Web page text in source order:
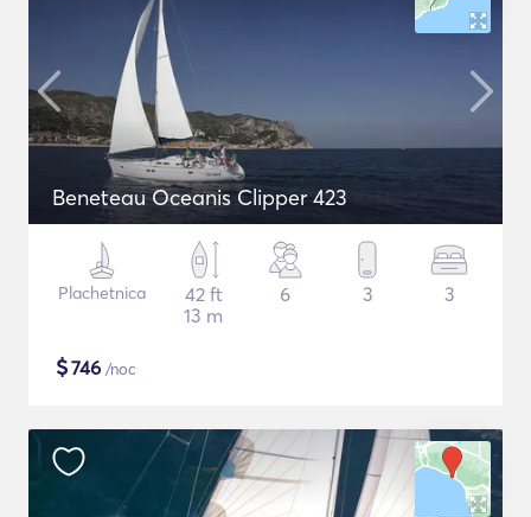
Beneteau Oceanis Clipper 423
Plachetnica
42 ft
13 m
6 3 3
$746 /noc